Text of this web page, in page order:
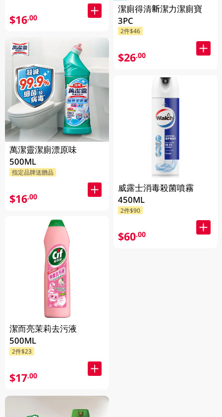
$16.00
萬潔靈潔廁漂原味
500ML
指定品牌送贈品
$16.00
潔而亮茉莉去污液
500ML
2件$23
$17.00
潔廁得清新潔力潔廁寶
3PC
2件$46
$26.00
威露士消毒殺菌噴霧
450ML
2件$90
$60.00